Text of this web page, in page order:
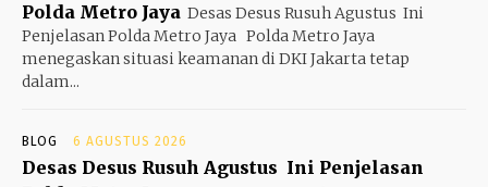
Polda Metro Jaya Desas Desus Rusuh Agustus Ini
Penjelasan Polda Metro Jaya Polda Metro Jaya
menegaskan situasi keamanan di DKI Jakarta tetap
dalam...
BLOG 6 AGUSTUS 2026
Desas Desus Rusuh Agustus Ini Penjelasan